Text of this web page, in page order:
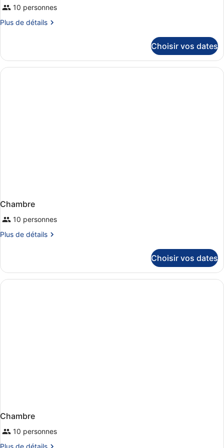
10 personnes
Plus de détails
Plus
le
type
de
Choisir vos dates
Chambre
10 personnes
Plus de détails
Plus
le
type
de
Choisir vos dates
Chambre
10 personnes
Plus